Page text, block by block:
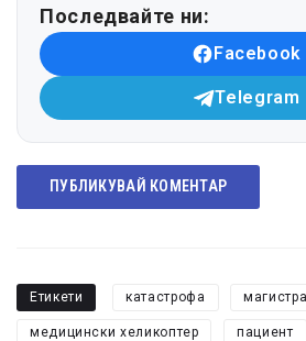
Последвайте ни:
Facebook
Telegram
ПУБЛИКУВАЙ КОМЕНТАР
Етикети катастрофа
медицински хеликоптер пациент